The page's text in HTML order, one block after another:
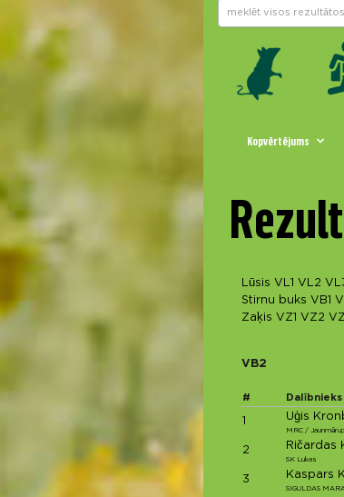
Kopvērtējums
Lūsis VL1 VL2
Stirnu buks VB1
Zaķis VZ1 VZ2
VB2
# Dalībnieks
1 Uģis
MRC /
2 Ričardas
SK Lukas
3 Kaspars
SIGULDAS